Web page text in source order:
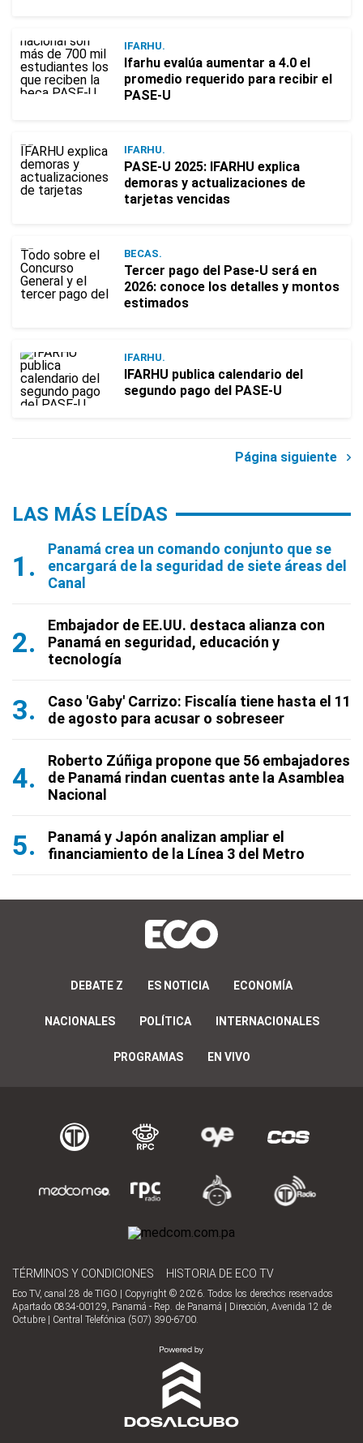
IFARHU.
Ifarhu evalúa aumentar a 4.0 el
promedio requerido para recibir el
PASE-U
IFARHU.
PASE-U 2025: IFARHU explica
demoras y actualizaciones de
tarjetas vencidas
BECAS.
Tercer pago del Pase-U será en
2026: conoce los detalles y montos
estimados
IFARHU.
IFARHU publica calendario del
segundo pago del PASE-U
Página siguiente
LAS MÁS LEÍDAS
Panamá crea un comando conjunto que se
encargará de la seguridad de siete áreas del
Canal
Embajador de EE.UU. destaca alianza con
Panamá en seguridad, educación y
tecnología
Caso 'Gaby' Carrizo: Fiscalía tiene hasta el 11
de agosto para acusar o sobreseer
Roberto Zúñiga propone que 56 embajadores
de Panamá rindan cuentas ante la Asamblea
Nacional
Panamá y Japón analizan ampliar el
financiamiento de la Línea 3 del Metro
DEBATE Z ES NOTICIA ECONOMÍA
NACIONALES POLÍTICA INTERNACIONALES
PROGRAMAS EN VIVO
TÉRMINOS Y CONDICIONES HISTORIA DE ECO TV
Eco TV, canal 28 de TIGO | Copyright © 2026. Todos los derechos reservados
Apartado 0834-00129, Panamá - Rep. de Panamá | Dirección, Avenida 12 de
Octubre | Central Telefónica (507) 390-6700.